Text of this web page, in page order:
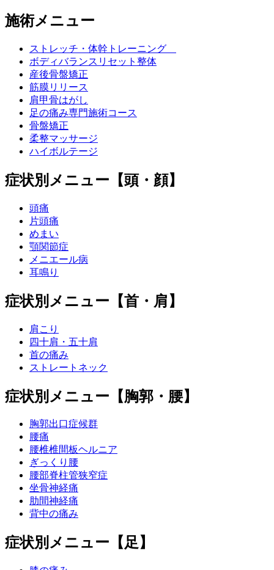
施術メニュー
ストレッチ・体幹トレーニング
ボディバランスリセット整体
産後骨盤矯正
筋膜リリース
肩甲骨はがし
足の痛み専門施術コース
骨盤矯正
柔整マッサージ
ハイボルテージ
症状別メニュー【頭・顔】
頭痛
片頭痛
めまい
顎関節症
メニエール病
耳鳴り
症状別メニュー【首・肩】
肩こり
四十肩・五十肩
首の痛み
ストレートネック
症状別メニュー【胸郭・腰】
胸郭出口症候群
腰痛
腰椎椎間板ヘルニア
ぎっくり腰
腰部脊柱管狭窄症
坐骨神経痛
肋間神経痛
背中の痛み
症状別メニュー【足】